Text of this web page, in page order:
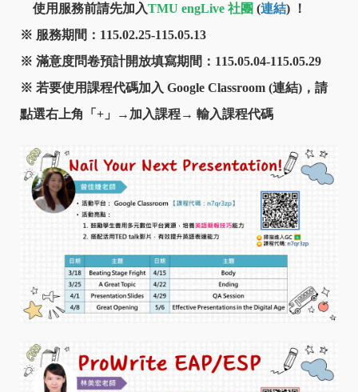
使用服務前請先加入TMU engLive 社團 (連結) ！
※ 服務期間： 115.02.25-115.05.13
※ 滿意度問卷預計開放填寫期間：115.05.04-115.05.29
※ 若要使用課程代碼加入 Google Classroom (連結)， 請
點選右上角「+」→加入課程→ 輸入課程代碼